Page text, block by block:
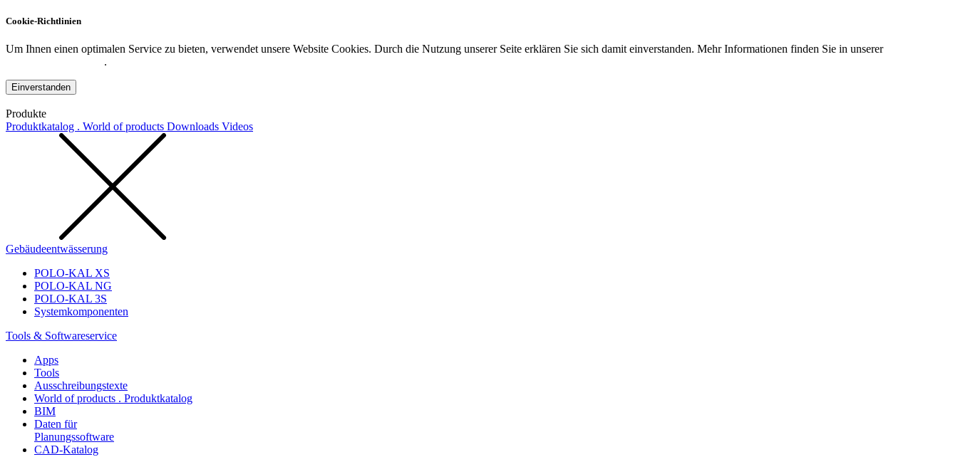
Cookie-Richtlinien
Um Ihnen einen optimalen Service zu bieten, verwendet unsere Website Cookies. Durch die Nutzung unserer Seite erklären Sie sich damit einverstanden. Mehr Informationen finden Sie in unserer
.
Einverstanden
Produkte
Produktkatalog . World of products Downloads Videos
Gebäudeentwässerung
POLO-KAL XS
POLO-KAL NG
POLO-KAL 3S
Systemkomponenten
Tools & Softwareservice
Apps
Tools
Ausschreibungstexte
World of products . Produktkatalog
BIM
Daten für
Planungssoftware
CAD-Katalog